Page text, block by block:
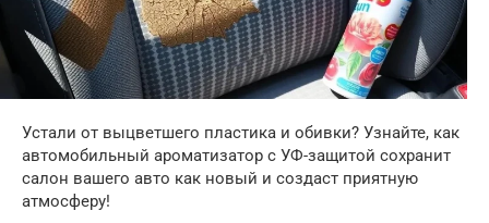
Устали от выцветшего пластика и обивки? Узнайте, как
автомобильный ароматизатор с УФ-защитой сохранит
салон вашего авто как новый и создаст приятную
атмосферу!